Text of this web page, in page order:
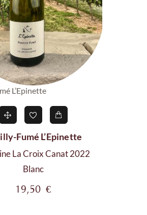
L’Epinette
Fumé L’Epinette
La Croix Canat 2022
Blanc
19,50 €Prix